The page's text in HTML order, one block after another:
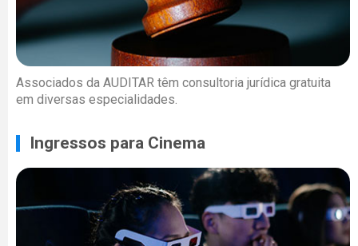
Associados da AUDITAR têm consultoria jurídica gratuita
em diversas especialidades.
Ingressos para Cinema